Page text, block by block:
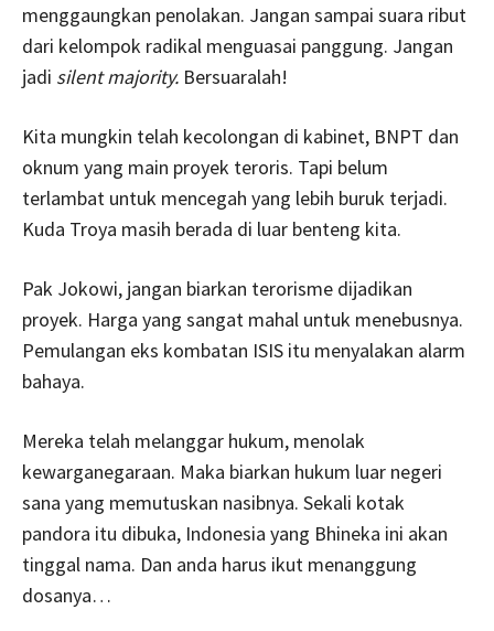
menggaungkan penolakan. Jangan sampai suara ribut
dari kelompok radikal menguasai panggung. Jangan
jadi silent majority. Bersuaralah!
Kita mungkin telah kecolongan di kabinet, BNPT dan
oknum yang main proyek teroris. Tapi belum
terlambat untuk mencegah yang lebih buruk terjadi.
Kuda Troya masih berada di luar benteng kita.
Pak Jokowi, jangan biarkan terorisme dijadikan
proyek. Harga yang sangat mahal untuk menebusnya.
Pemulangan eks kombatan ISIS itu menyalakan alarm
bahaya.
Mereka telah melanggar hukum, menolak
kewarganegaraan. Maka biarkan hukum luar negeri
sana yang memutuskan nasibnya. Sekali kotak
pandora itu dibuka, Indonesia yang Bhineka ini akan
tinggal nama. Dan anda harus ikut menanggung
dosanya…